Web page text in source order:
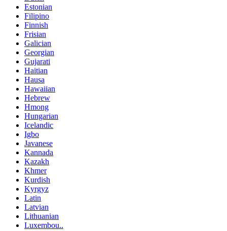
Estonian
Filipino
Finnish
Frisian
Galician
Georgian
Gujarati
Haitian
Hausa
Hawaiian
Hebrew
Hmong
Hungarian
Icelandic
Igbo
Javanese
Kannada
Kazakh
Khmer
Kurdish
Kyrgyz
Latin
Latvian
Lithuanian
Luxembou..